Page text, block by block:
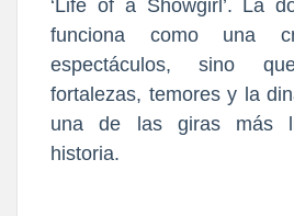
‘Life of a Showgirl’. La
funciona como una
espectáculos, sino
fortalezas, temores y la
una de las giras más
historia.